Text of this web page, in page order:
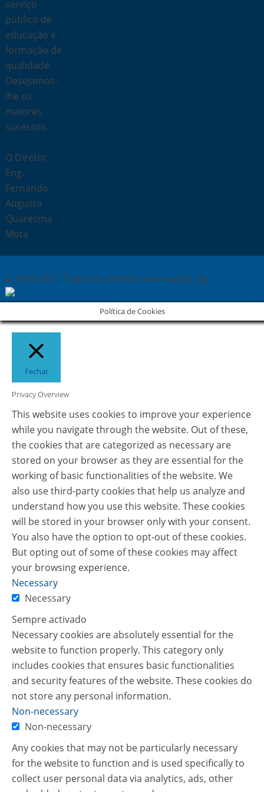
serviço
público de
educação e
formação de
qualidade.
Desejamos-
lhe os
maiores
sucessos.
O Diretor
Eng.
Fernando
Augusto
Quaresma
Mota
© 2025 AEP - Todos os direitos reservados. By:
Política de Cookies
Fechar
Privacy Overview
This website uses cookies to improve your experience
while you navigate through the website. Out of these,
the cookies that are categorized as necessary are
stored on your browser as they are essential for the
working of basic functionalities of the website. We
also use third-party cookies that help us analyze and
understand how you use this website. These cookies
will be stored in your browser only with your consent.
You also have the option to opt-out of these cookies.
But opting out of some of these cookies may affect
your browsing experience.
Necessary
Necessary
Sempre activado
Necessary cookies are absolutely essential for the
website to function properly. This category only
includes cookies that ensures basic functionalities
and security features of the website. These cookies do
not store any personal information.
Non-necessary
Non-necessary
Any cookies that may not be particularly necessary
for the website to function and is used specifically to
collect user personal data via analytics, ads, other